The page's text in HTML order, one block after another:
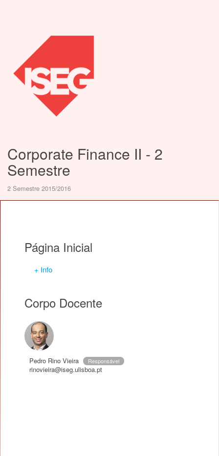
Corporate Finance II - 2
Semestre
2 Semestre 2015/2016
Página Inicial
+ Info
Corpo Docente
Pedro Rino Vieira Responsável
rinovieira@iseg.ulisboa.pt